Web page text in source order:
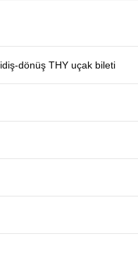
dönüş THY uçak bileti